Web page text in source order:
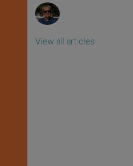
View all articles